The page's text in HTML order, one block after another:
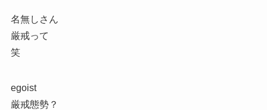
名無しさん
厳戒って
笑
egoist
厳戒態勢？